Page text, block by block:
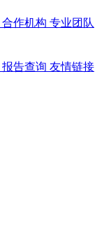
合作机构 专业团队
报告查询 友情链接